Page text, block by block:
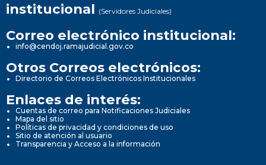
institucional (Servidores Judiciales)
Correo electrónico institucional:
info@cendoj.ramajudicial.gov.co
Otros Correos electrónicos:
Directorio de Correos Electrónicos Institucionales
Enlaces de interés:
Cuentas de correo para Notificaciones Judiciales
Mapa del sitio
Políticas de privacidad y condiciones de uso
Sitio de atención al usuario
Transparencia y Acceso a la información